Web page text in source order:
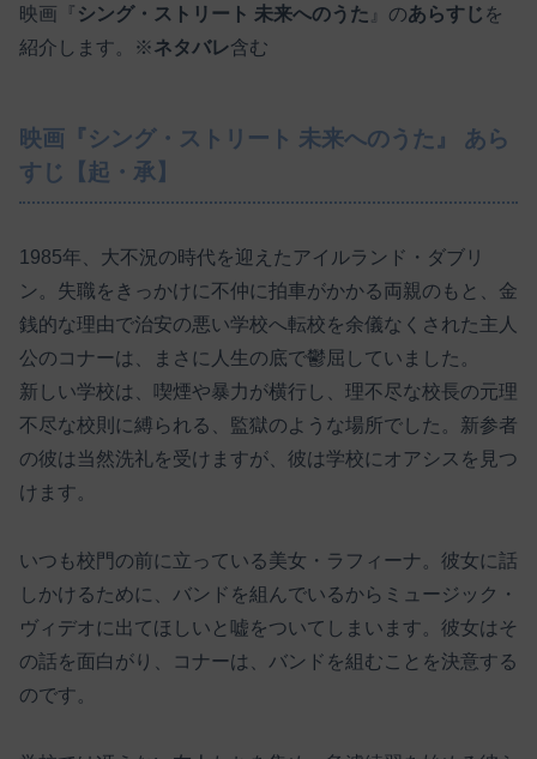
映画『 シング・ストリート 未来へのうた 』のあらすじ を
紹介します。※ネタバレ含む
映画『シング・ストリート 未来へのうた』 あら
すじ【起・承】
1985年、大不況の時代を迎えたアイルランド・ダブリ
ン。失職をきっかけに不仲に拍車がかかる両親のもと、金
銭的な理由で治安の悪い学校へ転校を余儀なくされた主人
公のコナーは、まさに人生の底で鬱屈していました。
新しい学校は、喫煙や暴力が横行し、理不尽な校長の元理
不尽な校則に縛られる、監獄のような場所でした。新参者
の彼は当然洗礼を受けますが、彼は学校にオアシスを見つ
けます。
いつも校門の前に立っている美女・ラフィーナ。彼女に話
しかけるために、バンドを組んでいるからミュージック・
ヴィデオに出てほしいと嘘をついてしまいます。彼女はそ
の話を面白がり、コナーは、バンドを組むことを決意する
のです。